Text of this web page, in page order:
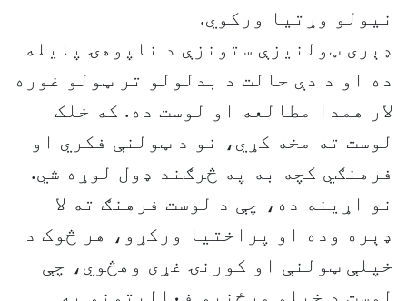
نیولو وړتیا ورکوي.
ډېری ټولنیزې ستونزې د ناپوهۍ پایله
ده او د دې حالت د بدلولو تر ټولو غوره
لار همدا مطالعه او لوست ده. که خلک
لوست ته مخه کړي، نو د ټولنې فکري او
فرهنګي کچه به په څرګند ډول لوړه شي.
نو اړینه ده، چې د لوست فرهنګ ته لا
ډېره وده او پراختیا ورکړو، هر څوک د
خپلې ټولنې او کورنۍ غړی وهڅوي، چې
لوست د خپلو ورځنیو فعالیتونو په